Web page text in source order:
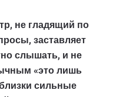
не гладящий по
заставляет
слышать, и не
«это лишь
сильные